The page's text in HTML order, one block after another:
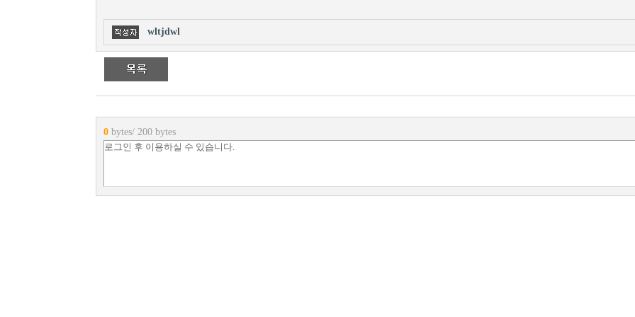
wltjdwl
0 bytes/ 200 bytes